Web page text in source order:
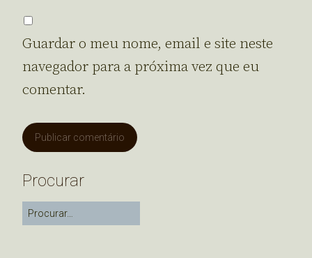
Guardar o meu nome, email e site neste
navegador para a próxima vez que eu
comentar.
Procurar